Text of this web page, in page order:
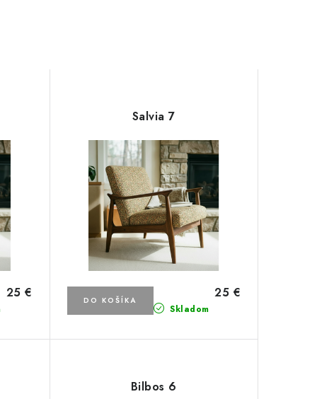
25 €
Salvia 7
Skladom
25 €
DO KOŠÍKA
Bilbos 6